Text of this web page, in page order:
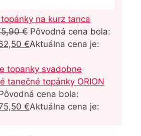
na kurz tanca
€ Pôvodná cena bola:
€Aktuálna cena je:
tanečné topánky ORION
cena bola:
€Aktuálna cena je: